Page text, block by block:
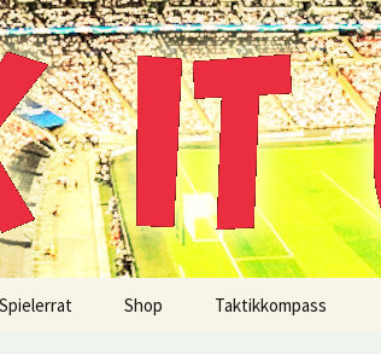
Spielerrat Shop Taktikkompass